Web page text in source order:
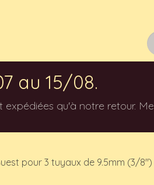
au 15/08.
qu'à notre retour.
pour 3 tuyaux de 9.5mm (3/8")